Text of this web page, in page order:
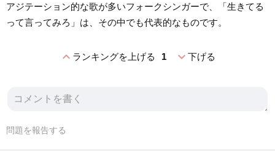
アジテーション的な歌が多いフォークシンガーで、「生きてる
って言ってみろ」は、その中でも代表的なものです。
expand_lessランキングを上げる 1 expand_more下げる
問題を報告する